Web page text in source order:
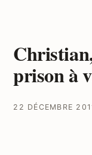
prison à
22 DÉCEMBRE